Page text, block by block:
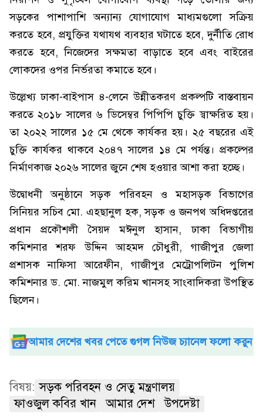
সড়কের পাশাপাশি অন্যান্য যোগাযোগ মাধ্যমগুলো সক্রিয়
করতে হবে, প্রযুক্তির যথাযথ ব্যবহার ঘটাতে হবে, দুর্নীতি রোধ
করতে হবে, নিজেদের সক্ষমতা বাড়াতে হবে এবং বাইরের
লোকদের ওপর নির্ভরতা কমাতে হবে।
উল্লেখ্য ঢাকা-বাইপাস ৪-লেনে উন্নীতকরণ প্রকল্পটি বাস্তবায়ন
করতে ২০১৮ সালের ৬ ডিসেম্বর পিপিপি চুক্তি স্বাক্ষরিত হয়।
তা ২০২২ সালের ১৫ মে থেকে কার্যকর হয়। ২৫ বছরের এই
চুক্তি কার্যকর থাকবে ২০৪৭ সালের ১৪ মে পর্যন্ত। প্রকল্পের
নির্মাণকাজ ২০২৬ সালের জুনে শেষ হওয়ার আশা করা হচ্ছে।
উদ্বোধনী অনুষ্ঠানে সড়ক পরিবহন ও মহাসড়ক বিভাগের
সিনিয়র সচিব মো. এহছানুল হক, সড়ক ও জনপথ অধিদপ্তরের
প্রধান প্রকৌশলী সৈয়দ মঈনুল হাসান, ঢাকা বিভাগীয়
কমিশনার শরফ উদ্দিন আহমদ চৌধুরী, গাজীপুর জেলা
প্রশাসক নাফিসা আরেফীন, গাজীপুর মেট্রোপলিটন পুলিশ
কমিশনার ড. মো. নাজমুল করিম খানসহ সাংবাদিকরা উপস্থিত
ছিলেন।
আমার দেশের খবর পেতে গুগল নিউজ চ্যানেল ফলো করুন
বিষয়: সড়ক পরিবহন ও সেতু মন্ত্রণালয়
ফাওজুল কবির খান
আমার দেশ উপদেষ্টা